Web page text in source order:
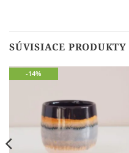
SÚVISIACE PRODUKTY
-14%